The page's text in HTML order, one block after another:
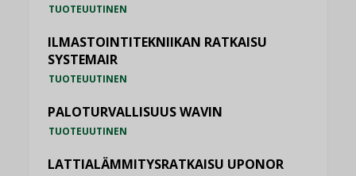
TUOTEUUTINEN
ILMASTOINTITEKNIIKAN RATKAISU
SYSTEMAIR
TUOTEUUTINEN
PALOTURVALLISUUS WAVIN
TUOTEUUTINEN
LATTIALÄMMITYSRATKAISU UPONOR